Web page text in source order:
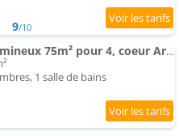
9/10
Appartement lumineux 75m² pour 4, coeur Arêches, terrasse, 2 chambres, parking privé, proche tout -
1 salle de bains